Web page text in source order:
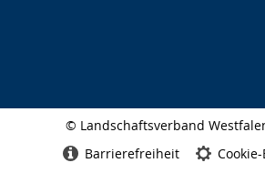
© Landschaftsverband
Barrierefreiheit